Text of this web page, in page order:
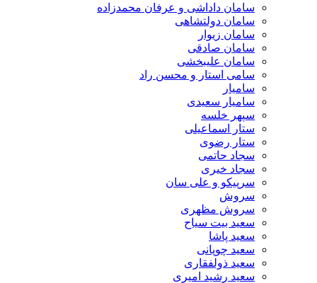
سامان داداشی و عرفان محمدزاده
سامان دولتشاهی
سامان زیوار
سامان صادقی
سامان علیبخشی
سامی استار و محسن راد
سامیار
سامیار سعیدی
سپهر خلسه
ستار اسماعیلی
ستار رضوی
سجاد حاتمی
سجاد خیری
سرپیکو و علی سان
سروش
سروش مظهری
سعید بیت سیاح
سعید پاشا
سعید چوپانی
سعید ذولفقاری
سعید رشید امیری